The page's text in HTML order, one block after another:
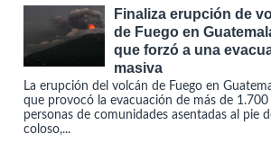
Finaliza erupción de
de Fuego en
que forzó a una
masiva
La erupción del volcán de Fuego en
que provocó la evacuación de más de 1.700
personas de comunidades asentadas al pie
coloso,...